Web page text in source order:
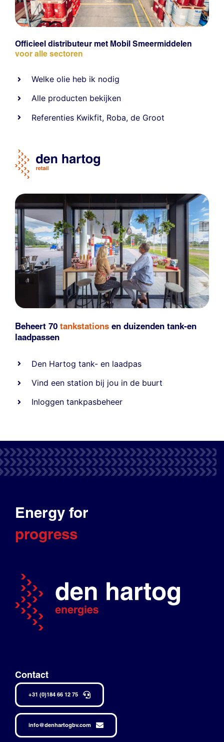
Officieel distributeur met Mobil Smeermiddelen
voor alle sectoren
Welke olie heb ik nodig
Alle producten bekijken
Referenties Kwikfit, Roba,de Groot
Beheert 70 tankstations en duizenden tank-en
laadpassen
Den Hartog tank- en laadpas
Vind een station bij jou in de buurt
Inloggen tankpasbeheer
Energy for
progress
Contact
+31 (0)184 66 12 75
info@denhartogbv.com